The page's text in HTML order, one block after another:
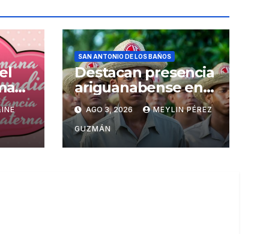
SAN ANTONIO DE LOS BAÑOS
Destacan presencia
ariguanabense en
el Ejercito Juvenil
del Trabajo
AGO 3, 2026 MEYLIN PÉREZ
GUZMÁN